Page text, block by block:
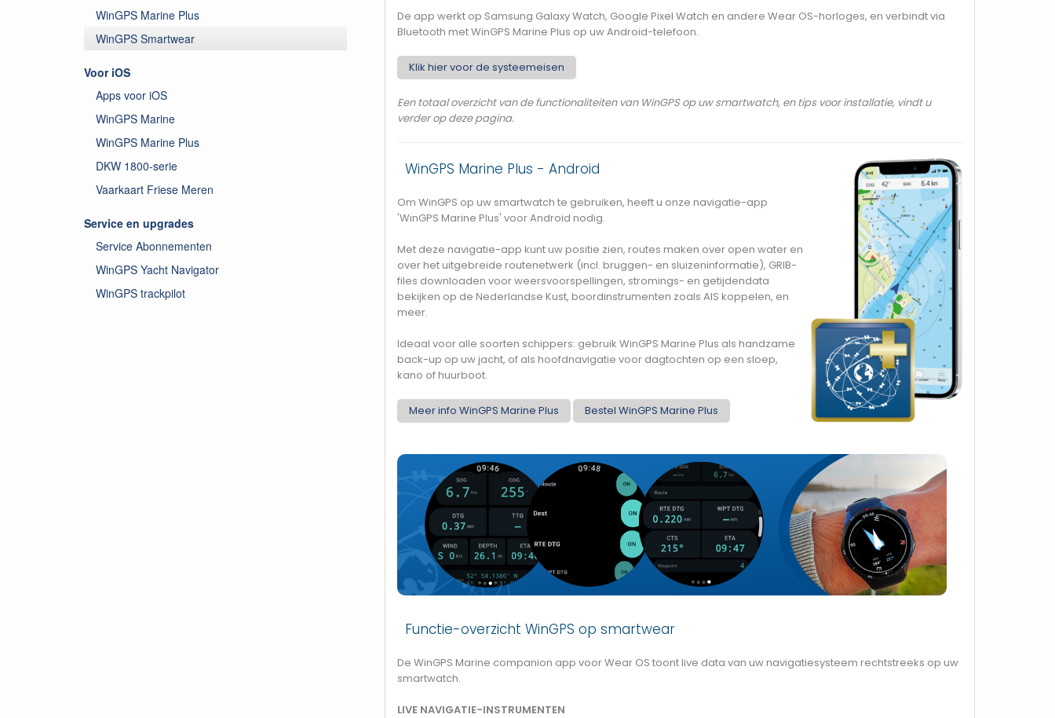
De app werkt op Samsung Galaxy Watch, Google Pixel Watch en andere Wear OS-horloges, en verbindt via
Bluetooth met WinGPS Marine Plus op uw Android-telefoon.
Klik hier voor de systeemeisen
Een totaal overzicht van de functionaliteiten van WinGPS op uw smartwatch, en tips voor installatie, vindt u
verder op deze pagina.
WinGPS Marine Plus - Android
Om WinGPS op uw smartwatch te gebruiken, heeft u onze navigatie-app
'WinGPS Marine Plus' voor Android nodig.
Met deze navigatie-app kunt uw positie zien, routes maken over open water en
over het uitgebreide routenetwerk (incl. bruggen- en sluizeninformatie), GRIB-
files downloaden voor weersvoorspellingen, stromings- en getijdendata
bekijken op de Nederlandse Kust, boordinstrumenten zoals AIS koppelen, en
meer.
Ideaal voor alle soorten schippers: gebruik WinGPS Marine Plus als handzame
back-up op uw jacht, of als hoofdnavigatie voor dagtochten op een sloep,
kano of huurboot.
Meer info WinGPS Marine Plus Bestel WinGPS Marine Plus
Functie-overzicht WinGPS op smartwear
De WinGPS Marine companion app voor Wear OS toont live data van uw navigatiesysteem rechtstreeks op uw
smartwatch.
LIVE NAVIGATIE-INSTRUMENTEN
WinGPS Marine Plus
WinGPS Smartwear
Voor iOS
Apps voor iOS
WinGPS Marine
WinGPS Marine Plus
DKW 1800-serie
Vaarkaart Friese Meren
Service en upgrades
Service Abonnementen
WinGPS Yacht Navigator
WinGPS trackpilot